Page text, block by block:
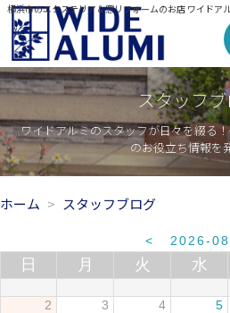
横浜市のエクステリア＆窓リフォームのお店 ワイドア
スタッフ
ワイドアルミのスタッフが日々を綴る
のお役立ち情報を
ホーム スタッフブログ
< 2026-08
日 月 火 水
2
3 4 5